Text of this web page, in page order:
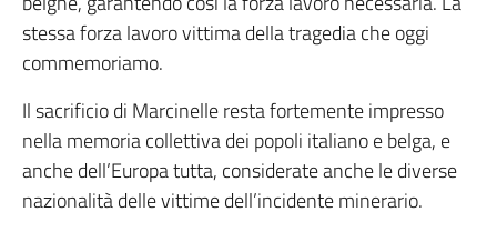
stessa forza lavoro vittima della tragedia che oggi
commemoriamo.
Il sacrificio di Marcinelle resta fortemente impresso
nella memoria collettiva dei popoli italiano e belga, e
anche dell’Europa tutta, considerate anche le diverse
nazionalità delle vittime dell’incidente minerario.